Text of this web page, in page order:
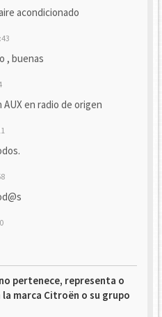
acondicionado
, buenas
en radio de origen
no pertenece, representa o
marca Citroën o su grupo